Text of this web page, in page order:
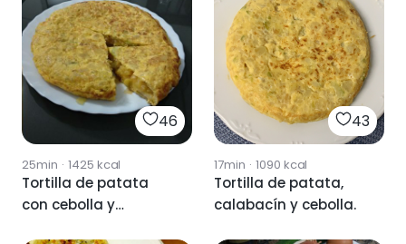
46
25min · 1425 kcal
Tortilla de patata
con cebolla y
43
17min · 1090 kcal
Tortilla de patata,
calabacín y cebolla.